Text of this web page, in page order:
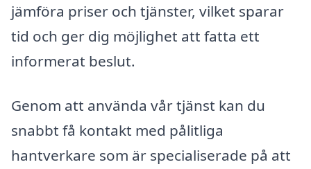
jämföra priser och tjänster, vilket sparar
tid och ger dig möjlighet att fatta ett
informerat beslut.
Genom att använda vår tjänst kan du
snabbt få kontakt med pålitliga
hantverkare som är specialiserade på att